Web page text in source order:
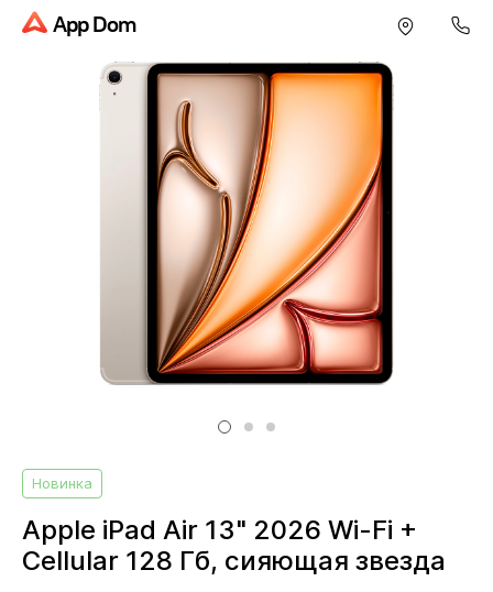
App Dom
Новинка
Apple iPad Air 13" 2026 Wi-Fi +
Cellular 128 Гб, сияющая звезда